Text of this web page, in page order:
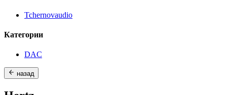
Tchernovaudio
Категории
DAC
назад